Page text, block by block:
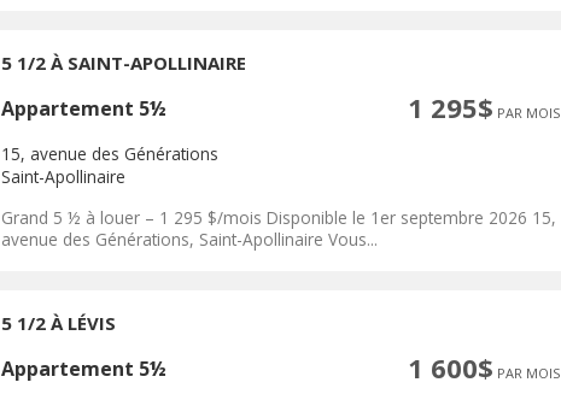
5 1/2 À SAINT-APOLLINAIRE
Appartement 5½ 1 295$ PAR MOIS
15, avenue des Générations
Saint-Apollinaire
Grand 5 ½ à louer – 1 295 $/mois Disponible le 1er septembre 2026 15,
avenue des Générations, Saint-Apollinaire Vous...
5 1/2 À LÉVIS
Appartement 5½ 1 600$ PAR MOIS